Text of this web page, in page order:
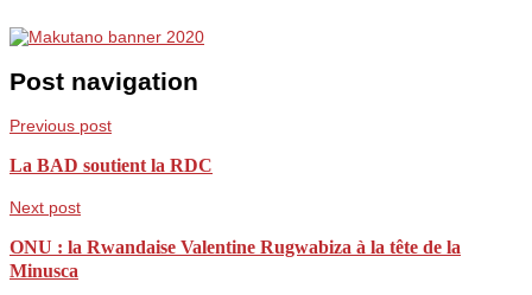
Post navigation
Previous post
La BAD soutient la RDC
Next post
ONU : la Rwandaise Valentine Rugwabiza à la tête de la
Minusca